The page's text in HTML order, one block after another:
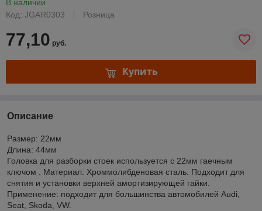
В наличии
Код: JGAR0303
Розница
77,10 руб.
Купить
Описание
Размер: 22мм
Длина: 44мм
Головка для разборки стоек используется с 22мм гаечным
ключом . Материал: Хроммолибденовая сталь. Подходит для
снятия и установки верхней амортизирующей гайки.
Применение: подходит для большинства автомобилей Audi,
Seat, Skoda, VW.